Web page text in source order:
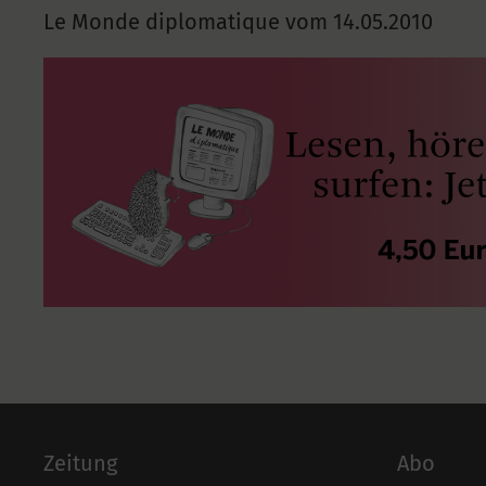
Le Monde diplomatique vom 14.05.2010
Zeitung Abo